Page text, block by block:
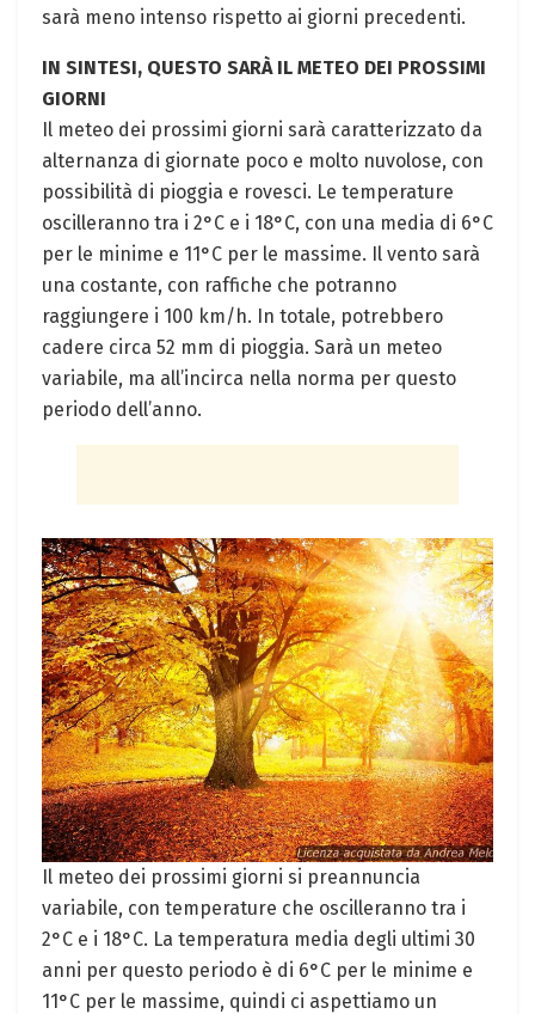
sarà meno intenso rispetto ai giorni precedenti.
IN SINTESI, QUESTO SARÀ IL METEO DEI PROSSIMI
GIORNI
Il meteo dei prossimi giorni sarà caratterizzato da
alternanza di giornate poco e molto nuvolose, con
possibilità di pioggia e rovesci. Le temperature
oscilleranno tra i 2°C e i 18°C, con una media di 6°C
per le minime e 11°C per le massime. Il vento sarà
una costante, con raffiche che potranno
raggiungere i 100 km/h. In totale, potrebbero
cadere circa 52 mm di pioggia. Sarà un meteo
variabile, ma all’incirca nella norma per questo
periodo dell’anno.
Il meteo dei prossimi giorni si preannuncia
variabile, con temperature che oscilleranno tra i
2°C e i 18°C. La temperatura media degli ultimi 30
anni per questo periodo è di 6°C per le minime e
11°C per le massime, quindi ci aspettiamo un